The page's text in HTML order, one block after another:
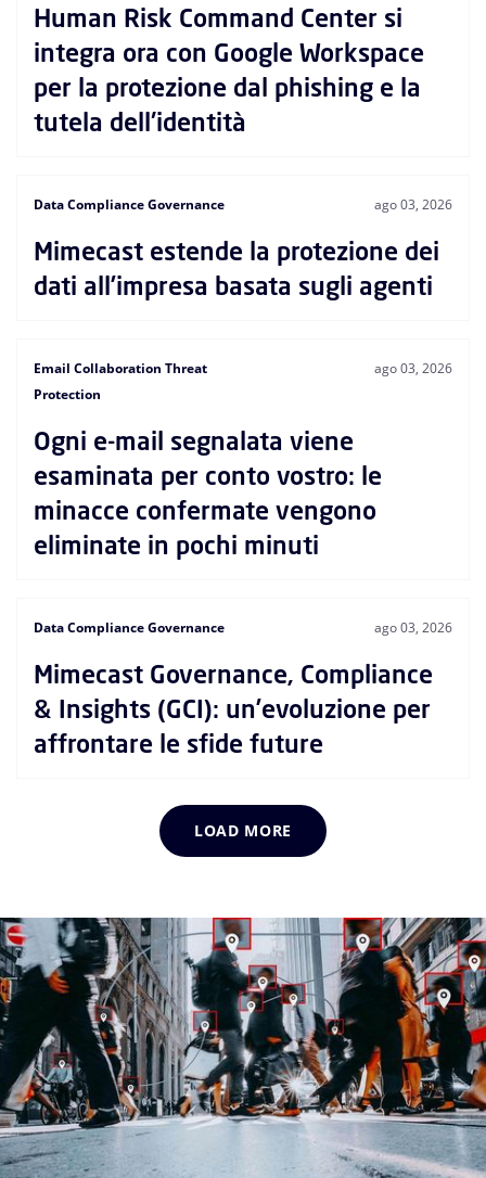
Human Risk Command Center si
integra ora con Google Workspace
per la protezione dal phishing e la
tutela dell'identità
Data Compliance Governance ago 03, 2026
Mimecast estende la protezione dei
dati all’impresa basata sugli agenti
Email Collaboration Threat
Protection
ago 03, 2026
Ogni e-mail segnalata viene
esaminata per conto vostro: le
minacce confermate vengono
eliminate in pochi minuti
Data Compliance Governance ago 03, 2026
Mimecast Governance, Compliance
& Insights (GCI): un’evoluzione per
affrontare le sfide future
LOAD MORE